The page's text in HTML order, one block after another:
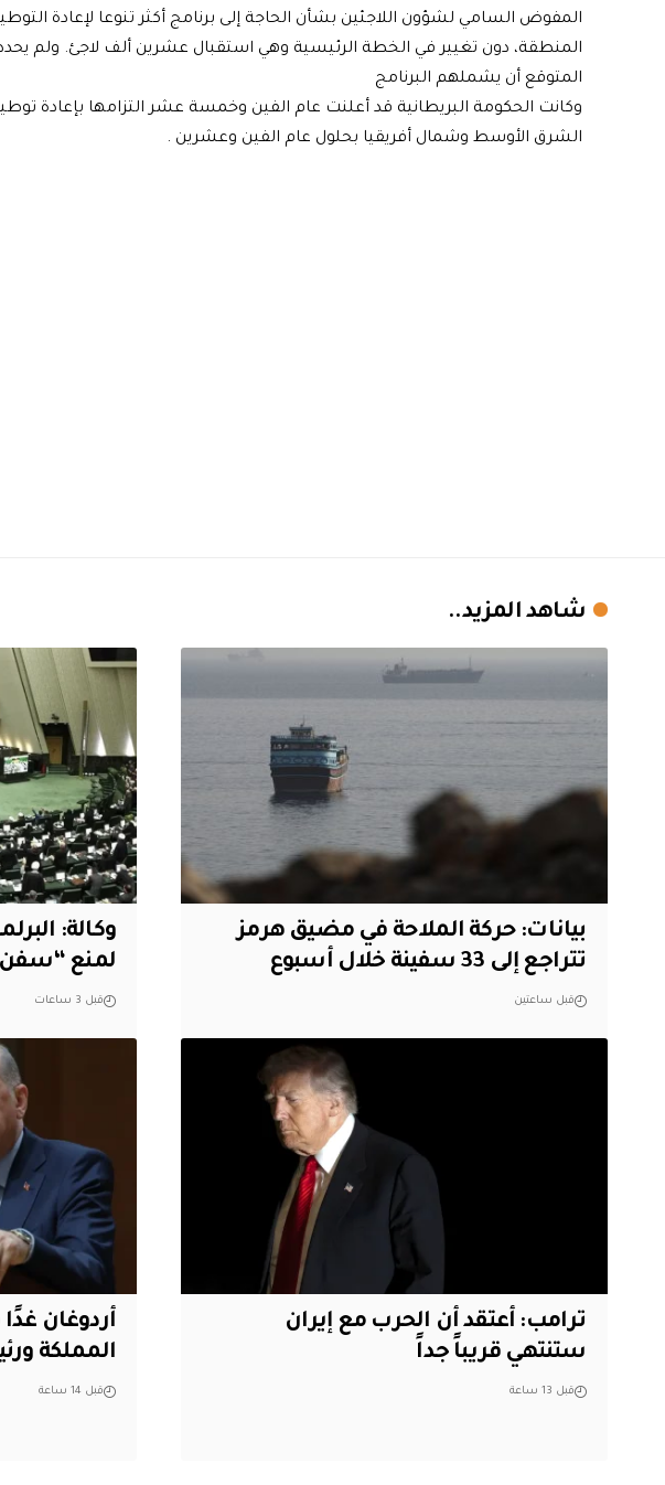
المفوض السامي لشؤون اللاجئين بشأن الحاجة إلى برنامج أكثر تنوعا لإعادة
المنطقة، دون تغيير في الخطة الرئيسية وهي استقبال عشرين ألف لاجئ. ولم يحدد
المتوقع أن يشملهم البرنامج
وكانت الحكومة البريطانية قد أعلنت عام الفين وخمسة عشر التزامها بإعادة
الشرق الأوسط وشمال أفريقيا بحلول عام الفين وعشرين .
شاهد المزيد..
بيانات: حركة الملاحة في مضيق هرمز
تتراجع إلى 33 سفينة خلال أسبوع
قبل ساعتين
وكالة:
لمنع “سفن
قبل 3 ساعات
‏ترامب: أعتقد أن الحرب مع إيران
ستنتهي قريباً جداً
قبل 13 ساعة
أردوغان
المملكة
قبل 14 ساعة